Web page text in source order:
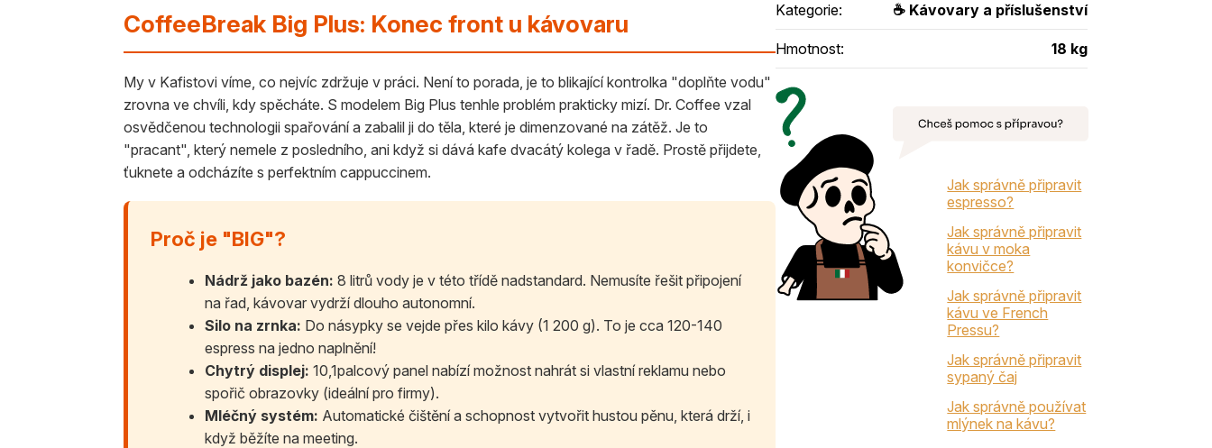
CoffeeBreak Big Plus: Konec front u kávovaru
My v Kafistovi víme, co nejvíc zdržuje v práci. Není to porada, je to blikající kontrolka "doplňte vodu"
zrovna ve chvíli, kdy spěcháte. S modelem Big Plus tenhle problém prakticky mizí. Dr. Coffee vzal
osvědčenou technologii spařování a zabalil ji do těla, které je dimenzované na zátěž. Je to
"pracant", který nemele z posledního, ani když si dává kafe dvacátý kolega v řadě. Prostě přijdete,
ťuknete a odcházíte s perfektním cappuccinem.
Proč je "BIG"?
Nádrž jako bazén: 8 litrů vody je v této třídě nadstandard. Nemusíte řešit připojení
na řad, kávovar vydrží dlouho autonomní.
Silo na zrnka: Do násypky se vejde přes kilo kávy (1 200 g). To je cca 120-140
espress na jedno naplnění!
Chytrý displej: 10,1palcový panel nabízí možnost nahrát si vlastní reklamu nebo
spořič obrazovky (ideální pro firmy).
Mléčný systém: Automatické čištění a schopnost vytvořit hustou pěnu, která drží, i
když běžíte na meeting.
Kategorie: ☕ Kávovary a příslušenství
Hmotnost: 18 kg
Jak správně připravit
espresso?
Jak správně připravit
kávu v moka
konvičce?
Jak správně připravit
kávu ve French
Pressu?
Jak správně připravit
sypaný čaj
Jak správně používat
mlýnek na kávu?